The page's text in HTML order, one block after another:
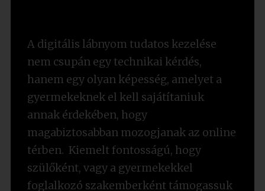
A digitális lábnyom tudatos kezelése
nem csupán egy technikai kérdés,
hanem egy olyan képesség, amelyet a
gyermekeknek el kell sajátítaniuk
annak érdekében, hogy
magabiztosabban mozogjanak az online
térben. Kiemelt fontosságú, hogy
szülőként, vagy a gyermekekkel
foglalkozó szakemberként támogassuk